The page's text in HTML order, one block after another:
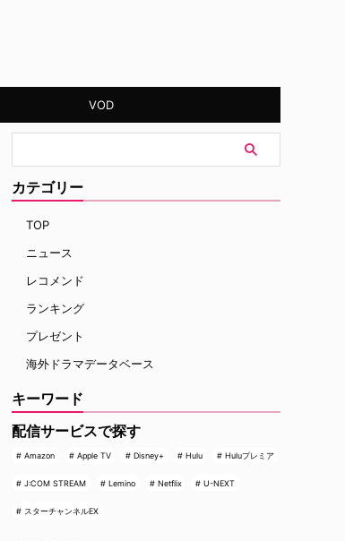
VOD
カテゴリー
TOP
ニュース
レコメンド
ランキング
プレゼント
海外ドラマデータベース
キーワード
配信サービスで探す
Amazon Apple TV Disney+ Hulu Huluプレミア
J:COM STREAM Lemino Netflix U-NEXT
スターチャンネルEX